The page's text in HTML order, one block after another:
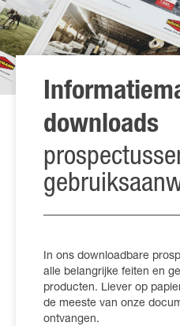
downloads
In ons downloadbare
alle belangrijke feiten en
producten. Liever op
de meeste van onze
ontvangen.